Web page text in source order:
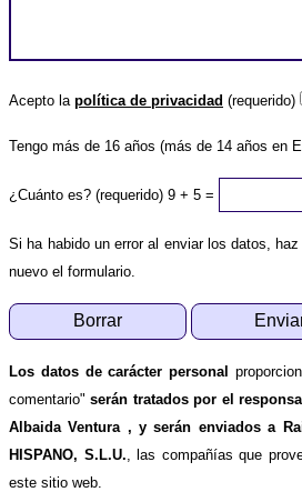
Acepto la política de privacidad (requerido)
Tengo más de 16 años (más de 14 años en
¿Cuánto es? (requerido) 9 + 5 =
Si ha habido un error al enviar los datos,
nuevo el formulario.
Los datos de carácter personal
comentario"serán tratados por el
Albaida Ventura , y serán enviados a
HISPANO, S.L.U. , las compañías que
este sitio web.